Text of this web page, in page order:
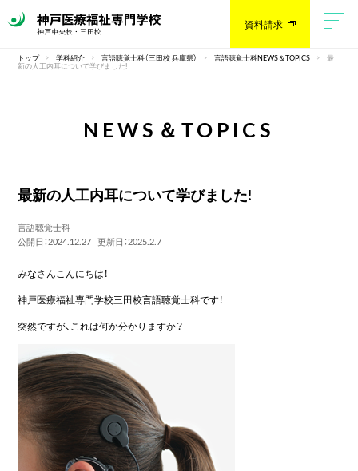
資料請求
トップ 学科紹介 言語聴覚士科（三田校 兵庫県） 言語聴覚士科NEWS＆TOPICS 最
新の人工内耳について学びました!
NEWS＆TOPICS
最新の人工内耳について学びました!
言語聴覚士科
公開日：2024.12.27 更新日：2025.2.7
みなさんこんにちは！
神戸医療福祉専門学校三田校言語聴覚士科です！
突然ですが、これは何か分かりますか？